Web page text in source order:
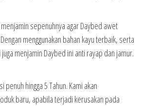
sepenuhnya agar Daybed awet
menggunakan bahan kayu terbaik, serta
menjamin Daybed ini anti rayap dan jamur.
penuh hingga 5 Tahun. Kami akan
baru, apabila terjadi kerusakan pada